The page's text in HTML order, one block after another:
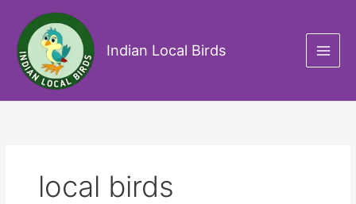
content
Indian Local Birds
local birds